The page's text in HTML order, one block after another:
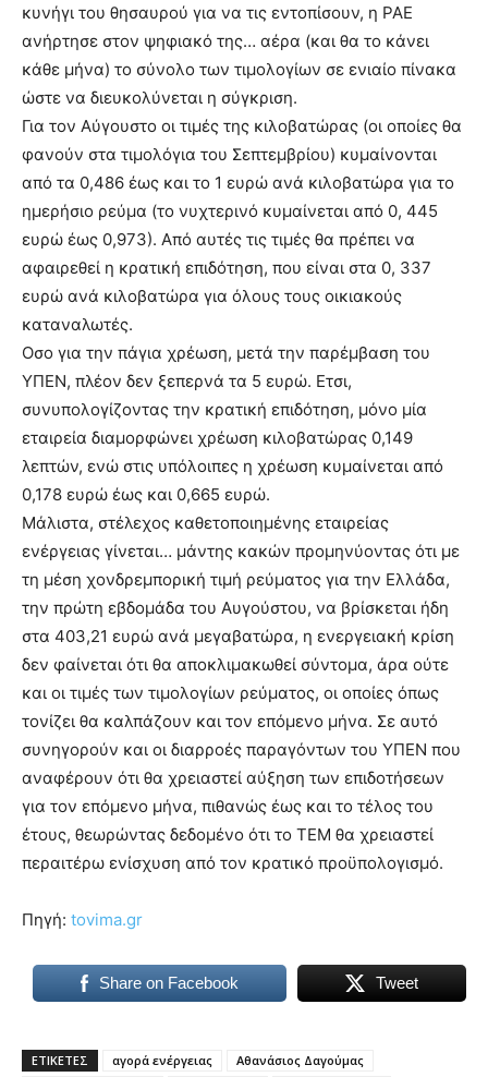
κυνήγι του θησαυρού για να τις εντοπίσουν, η ΡΑΕ
ανήρτησε στον ψηφιακό της… αέρα (και θα το κάνει
κάθε μήνα) το σύνολο των τιμολογίων σε ενιαίο πίνακα
ώστε να διευκολύνεται η σύγκριση.
Για τον Αύγουστο οι τιμές της κιλοβατώρας (οι οποίες θα
φανούν στα τιμολόγια του Σεπτεμβρίου) κυμαίνονται
από τα 0,486 έως και το 1 ευρώ ανά κιλοβατώρα για το
ημερήσιο ρεύμα (το νυχτερινό κυμαίνεται από 0, 445
ευρώ έως 0,973). Από αυτές τις τιμές θα πρέπει να
αφαιρεθεί η κρατική επιδότηση, που είναι στα 0, 337
ευρώ ανά κιλοβατώρα για όλους τους οικιακούς
καταναλωτές.
Οσο για την πάγια χρέωση, μετά την παρέμβαση του
ΥΠΕΝ, πλέον δεν ξεπερνά τα 5 ευρώ. Ετσι,
συνυπολογίζοντας την κρατική επιδότηση, μόνο μία
εταιρεία διαμορφώνει χρέωση κιλοβατώρας 0,149
λεπτών, ενώ στις υπόλοιπες η χρέωση κυμαίνεται από
0,178 ευρώ έως και 0,665 ευρώ.
Μάλιστα, στέλεχος καθετοποιημένης εταιρείας
ενέργειας γίνεται… μάντης κακών προμηνύοντας ότι με
τη μέση χονδρεμπορική τιμή ρεύματος για την Ελλάδα,
την πρώτη εβδομάδα του Αυγούστου, να βρίσκεται ήδη
στα 403,21 ευρώ ανά μεγαβατώρα, η ενεργειακή κρίση
δεν φαίνεται ότι θα αποκλιμακωθεί σύντομα, άρα ούτε
και οι τιμές των τιμολογίων ρεύματος, οι οποίες όπως
τονίζει θα καλπάζουν και τον επόμενο μήνα. Σε αυτό
συνηγορούν και οι διαρροές παραγόντων του ΥΠΕΝ που
αναφέρουν ότι θα χρειαστεί αύξηση των επιδοτήσεων
για τον επόμενο μήνα, πιθανώς έως και το τέλος του
έτους, θεωρώντας δεδομένο ότι το ΤΕΜ θα χρειαστεί
περαιτέρω ενίσχυση από τον κρατικό προϋπολογισμό.
Πηγή: tovima.gr
Share on Facebook Tweet
ΕΤΙΚΕΤΕΣ αγορά ενέργειας
Αθανάσιος Δαγούμας